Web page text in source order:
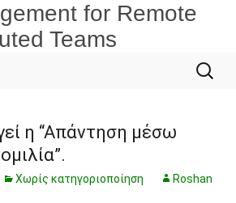
for Remote
Teams
για:
η “Απάντηση μέσω
Χωρίς κατηγοριοποίηση
Roshan